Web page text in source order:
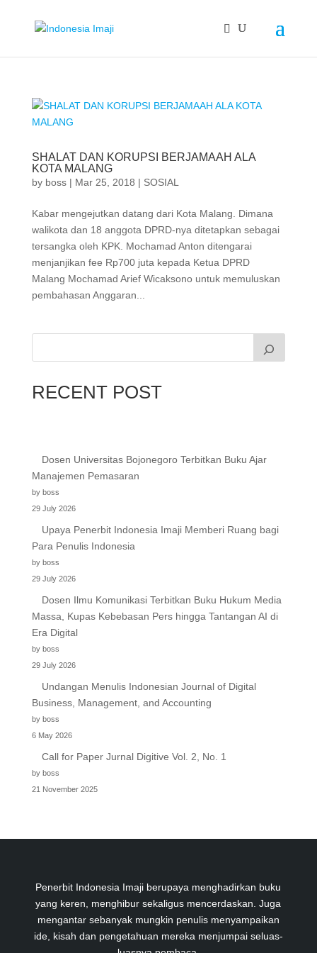
SHALAT DAN KORUPSI BERJAMAAH ALA
KOTA MALANG
by boss| Mar 25, 2018 | SOSIAL
Kabar mengejutkan datang dari Kota Malang. Dimana
walikota dan 18 anggota DPRD-nya ditetapkan sebagai
tersangka oleh KPK. Mochamad Anton ditengarai
menjanjikan fee Rp700 juta kepada Ketua DPRD
Malang Mochamad Arief Wicaksono untuk memuluskan
pembahasan Anggaran...
RECENT POST
Dosen Universitas Bojonegoro Terbitkan Buku Ajar
Manajemen Pemasaran
by boss
29 July 2026
Upaya Penerbit Indonesia Imaji Memberi Ruang bagi
Para Penulis Indonesia
by boss
29 July 2026
Dosen Ilmu Komunikasi Terbitkan Buku Hukum Media
Massa, Kupas Kebebasan Pers hingga Tantangan AI di
Era Digital
by boss
29 July 2026
Undangan Menulis Indonesian Journal of Digital
Business, Management, and Accounting
by boss
6 May 2026
Call for Paper Jurnal Digitive Vol. 2, No. 1
by boss
21 November 2025
Penerbit Indonesia Imaji berupaya menghadirkan buku
yang keren, menghibur sekaligus mencerdaskan. Juga
mengantar sebanyak mungkin penulis menyampaikan
ide, kisah dan pengetahuan mereka menjumpai seluas-